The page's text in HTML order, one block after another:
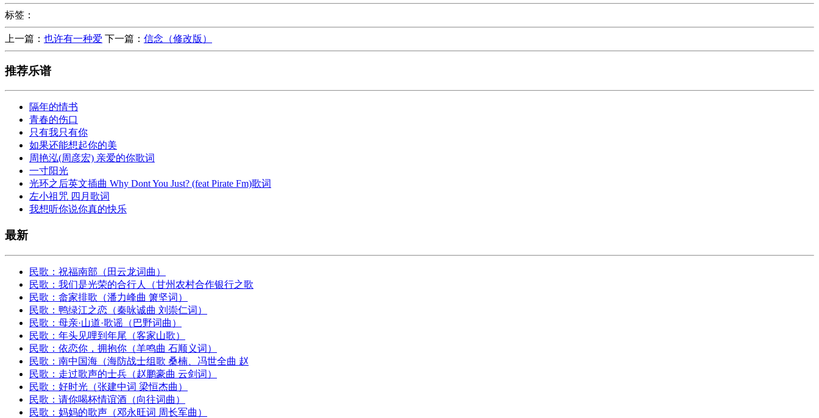
标签：
上一篇： 也许有一种爱 下一篇： 信念（修改版）
推荐乐谱
隔年的情书
青春的伤口
只有我只有你
如果还能想起你的美
周艳泓(周彦宏) 亲爱的你歌词
一寸阳光
光环之后英文插曲 Why Dont You Just? (feat Pirate Fm)歌词
左小祖咒 四月歌词
我想听你说你真的快乐
最新
民歌：祝福南部（田云龙词曲）
民歌：我们是光荣的合行人（甘州农村合作银行之歌
民歌：畲家排歌（潘力峰曲 箫坚词）
民歌：鸭绿江之恋（秦咏诚曲 刘崇仁词）
民歌：母亲·山道·歌谣（巴野词曲）
民歌：年头见哩到年尾（客家山歌）
民歌：依恋你，拥抱你（羊鸣曲 石顺义词）
民歌：南中国海（海防战士组歌 桑楠、冯世全曲 赵
民歌：走过歌声的士兵（赵鹏豪曲 云剑词）
民歌：好时光（张建中词 梁恒杰曲）
民歌：请你喝杯情谊酒（向往词曲）
民歌：妈妈的歌声（邓永旺词 周长军曲）